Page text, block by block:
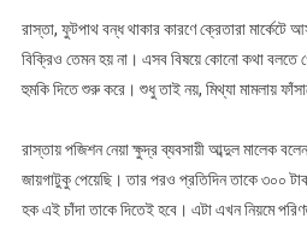
রাস্তা, ফুটপাথ বন্ধ থাকার কারণে ক্রেতারা মার্কেটে
বিক্রিও তেমন হয় না। এসব বিষয়ে কোনো কথা বলতে
হুমকি দিতে শুরু করে। শুধু তাই নয়, মিথ্যা মামলায়
রাস্তায় পজিশন নেয়া ক্ষুদ্র ব্যবসায়ী আব্দুল মালেক
জায়গাটুকু পেয়েছি। তার পরও প্রতিদিন তাকে ৩০০
হক এই চাঁদা তাকে দিতেই হবে। এটা এখন নিয়মে